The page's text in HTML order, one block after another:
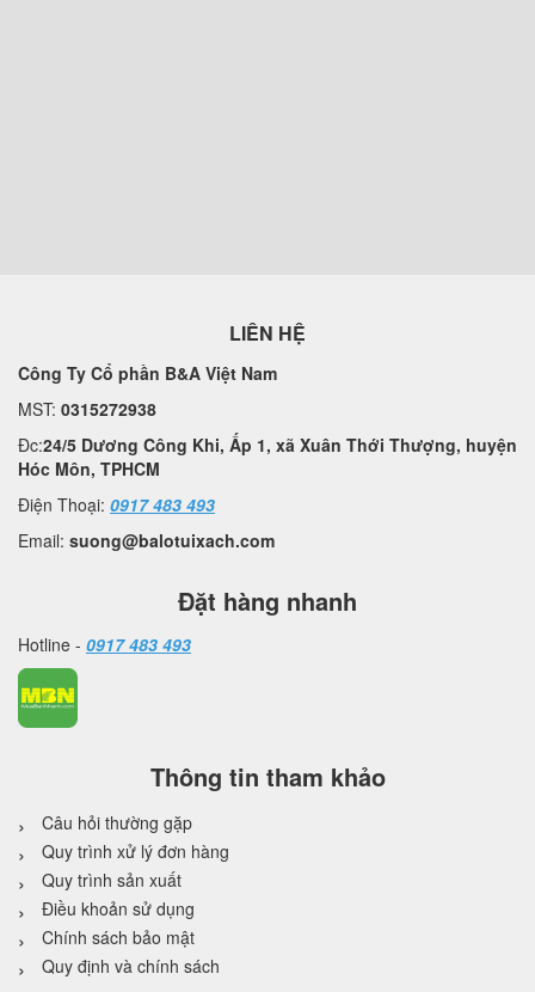
LIÊN HỆ
Công Ty Cổ phần B&A Việt Nam
MST: 0315272938
Đc:24/5 Dương Công Khi, Ấp 1, xã Xuân Thới Thượng, huyện
Hóc Môn, TPHCM
Điện Thoại: 0917 483 493
Email: suong@balotuixach.com
Đặt hàng nhanh
Hotline - 0917 483 493
Thông tin tham khảo
Câu hỏi thường gặp
Quy trình xử lý đơn hàng
Quy trình sản xuất
Điều khoản sử dụng
Chính sách bảo mật
Quy định và chính sách